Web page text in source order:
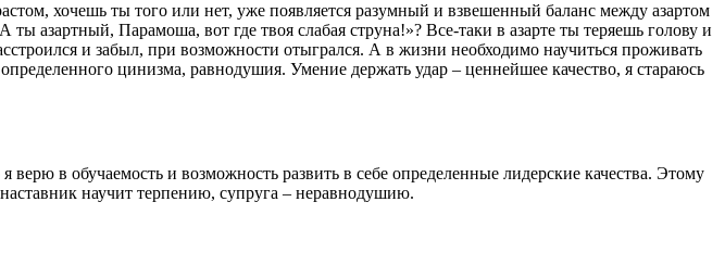
хочешь ты того или нет, уже появляется разумный и взвешенный баланс между азартом
азартный, Парамоша, вот где твоя слабая струна!»? Все-таки в азарте ты теряешь голову и
и забыл, при возможности отыгрался. А в жизни необходимо научиться проживать
цинизма, равнодушия. Умение держать удар – ценнейшее качество, я стараюсь
в обучаемость и возможность развить в себе определенные лидерские качества. Этому
научит терпению, супруга – неравнодушию.